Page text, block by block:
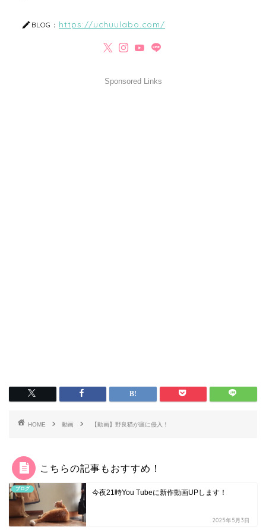
BLOG： https://uchuulabo.com/
Sponsored Links
HOME 動画 【動画】野良猫が庭に侵入！
こちらの記事もおすすめ！
ブログ 今夜21時You Tubeに新作動画UPします！
2025年5月3日